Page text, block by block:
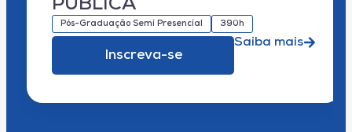
PÚBLICA
Pós-Graduação Semi Presencial 390h
Inscreva-se
Saiba mais